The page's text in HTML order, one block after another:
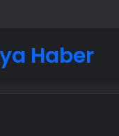
Haber